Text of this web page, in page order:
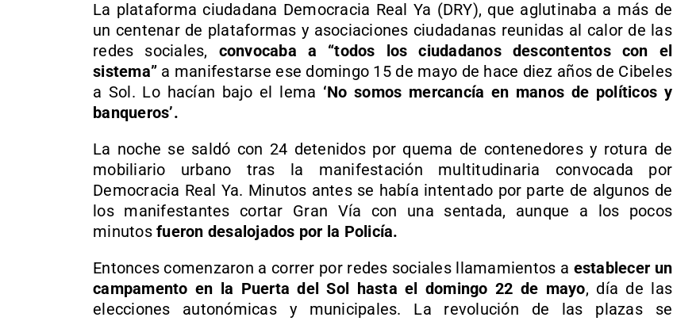
La plataforma ciudadana Democracia Real Ya (DRY), que aglutinaba a más de
un centenar de plataformas y asociaciones ciudadanas reunidas al calor de las
redes sociales, convocaba a “todos los ciudadanos descontentos con el
sistema” a manifestarse ese domingo 15 de mayo de hace diez años de Cibeles
a Sol. Lo hacían bajo el lema ‘No somos mercancía en manos de políticos y
banqueros’.
La noche se saldó con 24 detenidos por quema de contenedores y rotura de
mobiliario urbano tras la manifestación multitudinaria convocada por
Democracia Real Ya. Minutos antes se había intentado por parte de algunos de
los manifestantes cortar Gran Vía con una sentada, aunque a los pocos
minutosfueron desalojados por la Policía.
Entonces comenzaron a correr por redes sociales llamamientos a establecer un
campamento en la Puerta del Sol hasta el domingo 22 de mayo, día de las
elecciones autonómicas y municipales. La revolución de las plazas se